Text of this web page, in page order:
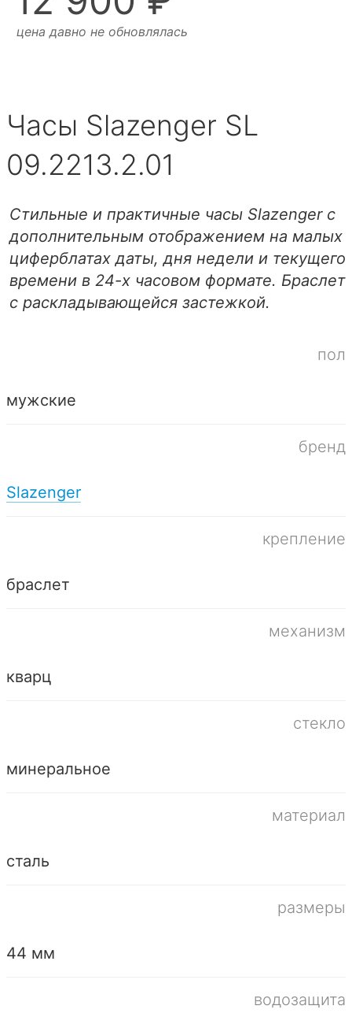
цена давно не обновлялась
Часы Slazenger SL
09.2213.2.01
Стильные и практичные часы Slazenger с
дополнительным отображением на малых
циферблатах даты, дня недели и текущего
времени в 24-х часовом формате. Браслет
с раскладывающейся застежкой.
пол
мужские
бренд
Slazenger
крепление
браслет
механизм
кварц
стекло
минеральное
материал
сталь
размеры
44 мм
водозащита